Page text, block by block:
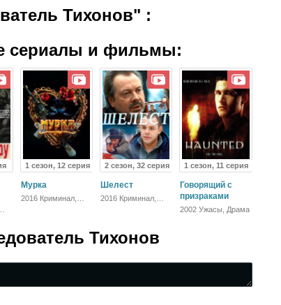
Тихонов" :
сериалы и фильмы:
1 сезон, 12 серия
Мурка
2016 Криминал,
2 сезон, 32 серия
Шелест
2016 Криминал,
1 сезон, 11 серия
Говорящий с
призраками
2002 Ужасы, Драма
Тихонов